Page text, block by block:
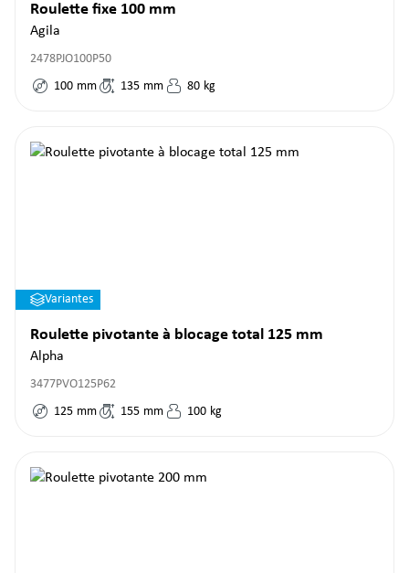
Roulette fixe 100 mm
Agila
2478PJO100P50
100 mm 135 mm 80 kg
Variantes
Roulette pivotante à blocage total 125 mm
Alpha
3477PVO125P62
125 mm 155 mm 100 kg